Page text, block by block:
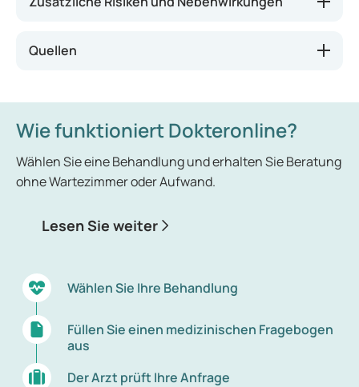
Quellen
Wie funktioniert Dokteronline?
Wählen Sie eine Behandlung und erhalten Sie Beratung
ohne Wartezimmer oder Aufwand.
Lesen Sie weiter
Wählen Sie Ihre Behandlung
Füllen Sie einen medizinischen Fragebogen
aus
Der Arzt prüft Ihre Anfrage